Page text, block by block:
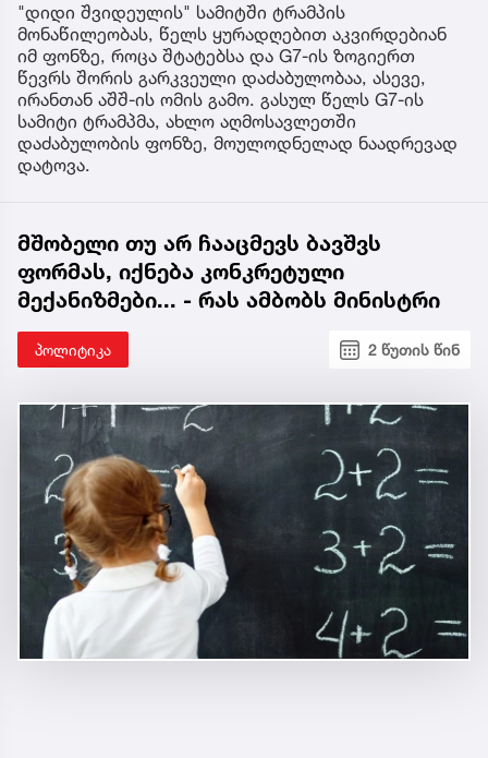
"დიდი შვიდეულის" სამიტში ტრამპის
მონაწილეობას, წელს ყურადღებით აკვირდებიან
იმ ფონზე, როცა შტატებსა და G7-ის ზოგიერთ
წევრს შორის გარკვეული დაძაბულობაა, ასევე,
ირანთან აშშ-ის ომის გამო. გასულ წელს G7-ის
სამიტი ტრამპმა, ახლო აღმოსავლეთში
დაძაბულობის ფონზე, მოულოდნელად ნაადრევად
დატოვა.
მშობელი თუ არ ჩააცმევს ბავშვს
ფორმას, იქნება კონკრეტული
მექანიზმები... - რას ამბობს მინისტრი
პოლიტიკა 2 წუთის წინ